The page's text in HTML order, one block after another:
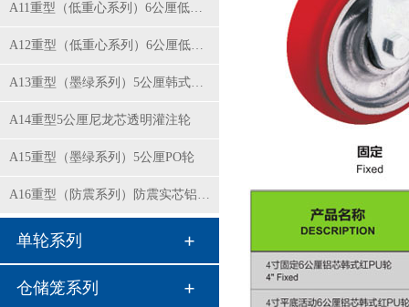
A11重型（低重心系列）6公厘低重芯纯尼龙轮
A12重型（低重心系列）6公厘低重芯铁芯聚氨酯轮
A13重型（墨绿系列）5公厘韩式黄PU轮
A14重型5公厘尼龙芯透明灌注轮
A15重型（墨绿系列）5公厘PO轮
A16重型（防震系列）防震实芯铝芯橡胶轮
单轮系列
仓储笼系列